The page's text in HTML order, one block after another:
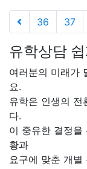
36 37
유학상담
여러분의 미래가
요.
유학은 인생의 전
다.
이 중유한 결정을
황과
요구에 맞춘 개별